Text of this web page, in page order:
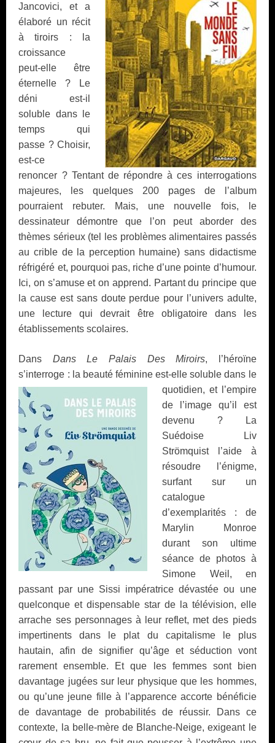
Jancovici, et a
élaboré un récit
à tiroirs : la
croissance
peut-elle être
éternelle ? Le
déni est-il
soluble dans le
temps qui
passe ? Choisir,
est-ce
renoncer ? Tentant de répondre à ces interrogations
majeures, les quelques 200 pages de l’album
pourraient rebuter. Mais, une nouvelle fois, le
dessinateur démontre que l’on peut aborder des
thèmes sérieux (tel les problèmes alimentaires passés
au crible de la perception humaine) sans didactisme
réfrigéré et, pourquoi pas, riche d’une pointe d’humour.
Ici, on s’amuse et on apprend. Partant du principe que
la cause est sans doute perdue pour l’univers adulte,
une lecture qui devrait être obligatoire dans les
établissements scolaires.
Dans Dans Le Palais Des Miroirs, l’héroïne
s’interroge : la beauté féminine est-ellesoluble dans le
quotidien, et l’empire
de l’image qu’il est
devenu ? La
Suédoise Liv
Strömquist l’aide à
résoudre l’énigme,
surfant sur un
catalogue
d’exemplarités : de
Marylin Monroe
durant son ultime
séance de photos à
Simone Weil, en
passant par une Sissi impératrice dévastée ou une
quelconque et dispensable star de la télévision, elle
arrache ses personnages à leur reflet, met des pieds
impertinents dans le plat du capitalisme le plus
hautain, afin de signifier qu’âge et séduction vont
rarement ensemble. Et que les femmes sont bien
davantage jugées sur leur physique que les hommes,
ou qu’une jeune fille à l’apparence accorte bénéficie
de davantage de probabilités de réussir. Dans ce
contexte, la belle-mère de Blanche-Neige, exigeant le